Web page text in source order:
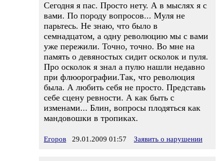
Сегодня я пас. Просто нету. А в мыслях я с
вами. По породу вопросов... Муля не
парьтесь. Не знаю, что было в
семнадцатом, а одну революцию мы с вами
уже пережили. Точно, точно. Во мне на
память о девяностых сидит осколок и пуля.
Про осколок я знал а пулю нашли недавно
при флюорографии.Так, что революция
была. А любить себя не просто. Представь
себе сцену ревности. А как быть с
изменами... Блин, вопросы плодяться как
мандовошки в тропиках.
Егоров 29.01.2009 01:57 Заявить о нарушении